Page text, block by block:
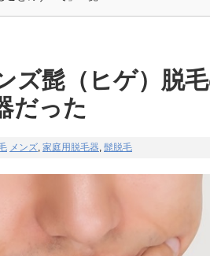
ズ髭（ヒゲ）脱
だった
メンズ, 家庭用脱毛器, 髭脱毛